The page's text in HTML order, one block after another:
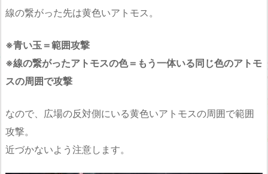
線の繋がった先は黄色いアトモス。
※青い玉＝範囲攻撃
※線の繋がったアトモスの色＝もう一体いる同じ色のアトモ
スの周囲で攻撃
なので、広場の反対側にいる黄色いアトモスの周囲で範囲
攻撃。
近づかないよう注意します。